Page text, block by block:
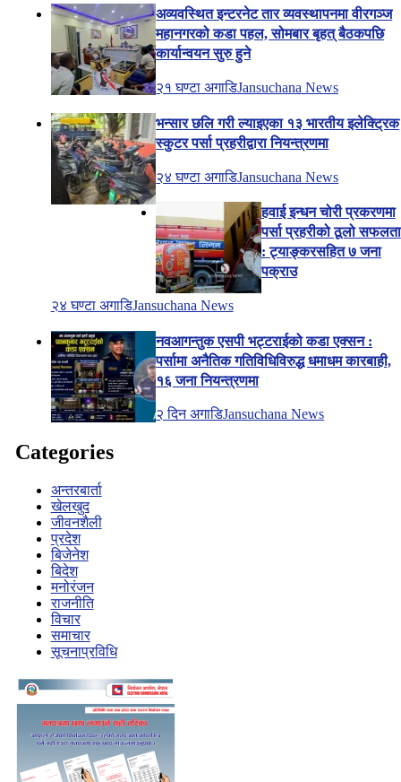
अव्यवस्थित इन्टरनेट तार व्यवस्थापनमा वीरगञ्ज
महानगरको कडा पहल, सोमबार बृहत् बैठकपछि
कार्यान्वयन सुरु हुने
२१ घण्टा अगाडिJansuchana News
भन्सार छलि गरी ल्याइएका १३ भारतीय इलेक्ट्रिक
स्कुटर पर्सा प्रहरीद्वारा नियन्त्रणमा
२४ घण्टा अगाडिJansuchana News
हवाई इन्धन चोरी प्रकरणमा
पर्सा प्रहरीको ठूलो सफलता
: ट्याङ्करसहित ७ जना
पक्राउ
२४ घण्टा अगाडिJansuchana News
नवआगन्तुक एसपी भट्टराईको कडा एक्सन :
पर्सामा अनैतिक गतिविधिविरुद्ध धमाधम कारबाही,
१६ जना नियन्त्रणमा
२ दिन अगाडिJansuchana News
Categories
अन्तरबार्ता
खेलखुद
जीवनशैली
प्रदेश
बिजेनेश
बिदेश
मनोरंजन
राजनीति
विचार
समाचार
सूचनाप्रविधि